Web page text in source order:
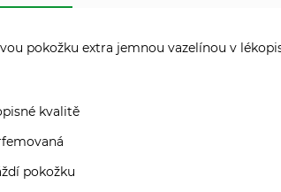
pokožku extra jemnou vazelínou v
kvalitě
pokožku